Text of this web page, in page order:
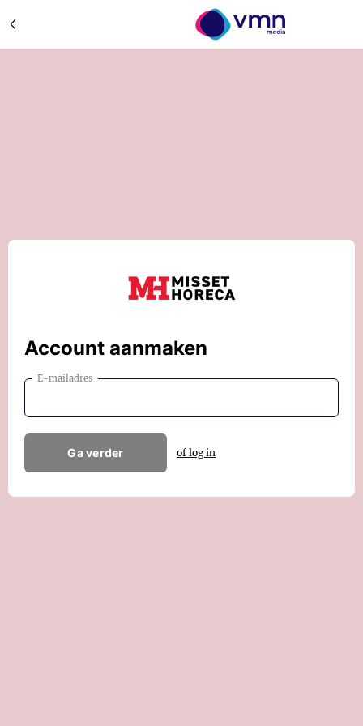
Account aanmaken
E-mailadres
Ga verder of log in